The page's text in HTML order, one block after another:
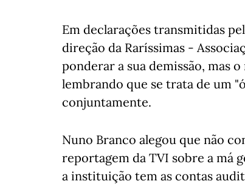
Em declarações transmitidas
direção da Raríssimas -
ponderar a sua demissão, mas
lembrando que se trata de um
conjuntamente.
Nuno Branco alegou que não
reportagem da TVI sobre a má
a instituição tem as contas